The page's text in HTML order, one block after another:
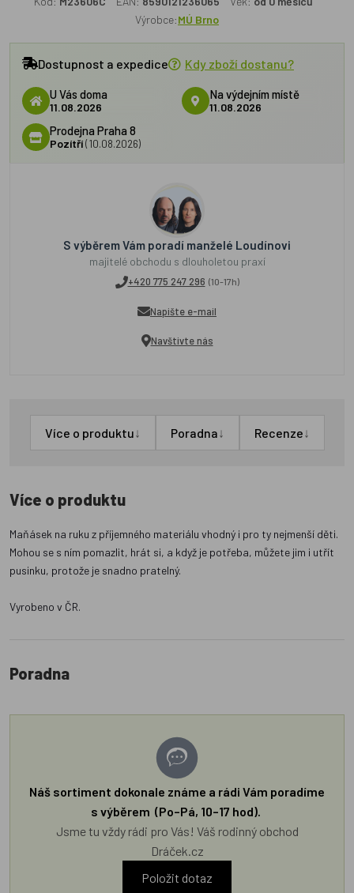
Výrobce:MÚ Brno
Dostupnost a expedice Kdy zboží dostanu?
U Vás doma
11.08.2026
Na výdejním místě
11.08.2026
Prodejna Praha 8
Pozítří(10.08.2026)
S výběrem Vám poradí manželé Loudínovi
majitelé obchodu s dlouholetou praxí
+420 775 247 296 (10-17h)
Napište e-mail
Navštivte nás
Více o produktu↓ Poradna↓ Recenze↓
Více o produktu
Maňásek na ruku z příjemného materiálu vhodný i pro ty nejmenší děti.
Mohou se s ním pomazlit, hrát si, a když je potřeba, můžete jim i utřít
pusinku, protože je snadno pratelný.
Vyrobeno v ČR.
Poradna
Náš sortiment dokonale známe a rádi Vám poradíme
s výběrem (Po–Pá, 10–17 hod).
Jsme tu vždy rádi pro Vás! Váš rodinný obchod
Dráček.cz
Položit dotaz